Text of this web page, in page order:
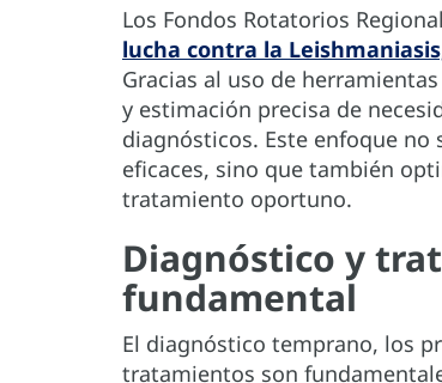
Los Fondos Rotatorios
lucha contra la
Gracias al uso de
y estimación precisa de
diagnósticos. Este enfoque
eficaces, sino que también
tratamiento oportuno.
Diagnóstico y
fundamental
El diagnóstico temprano, los
tratamientos son